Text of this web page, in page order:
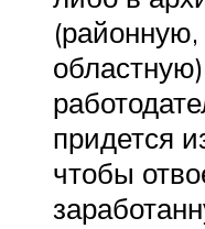
(районную,
придется
чтобы